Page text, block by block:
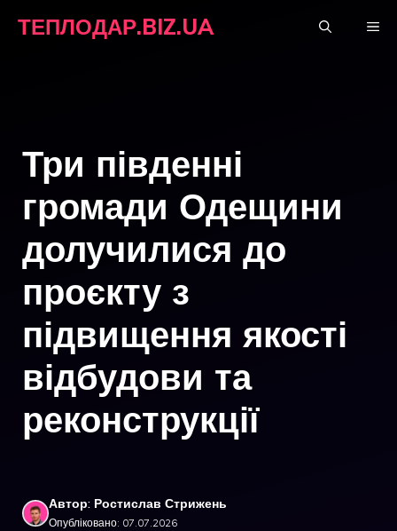
ТЕПЛОДАР.BIZ.UA
Три південні
громади Одещини
долучилися до
проєкту з
підвищення якості
відбудови та
реконструкції
Автор: Ростислав Стрижень
Опубліковано: 07.07.2026